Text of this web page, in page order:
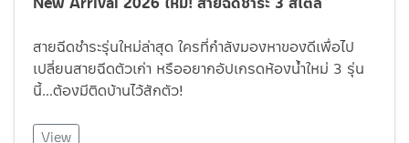
สายฉีดชำระรุ่นใหม่ล่าสุด ใครที่กำลังมองหาของดีเพื่อไป
เปลี่ยนสายฉีดตัวเก่า หรืออยากอัปเกรดห้องน้ำใหม่ 3 รุ่น
นี้…ต้องมีติดบ้านไว้สักตัว!
View